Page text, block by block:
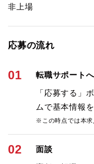
非上場
応募の流れ
01 転職サポート
「応募する」
ムで基本情報
※この時点では本求
02 面談